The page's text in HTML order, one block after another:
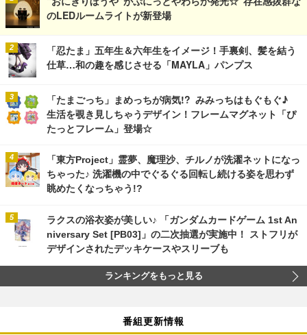
のLEDルームライトが新登場
「忍たま」五年生＆六年生をイメージ！手裏剣、髪を結う
仕草…和の趣を感じさせる「MAYLA」パンプス
「たまごっち」まめっちが病気!? みみっちはもぐもぐ♪
生活を覗き見しちゃうデザイン！フレームマグネット「ぴ
たっとフレーム」登場☆
「東方Project」霊夢、魔理沙、チルノが洗濯ネットになっ
ちゃった♪ 洗濯機の中でぐるぐる回転し続ける姿を思わず
眺めたくなっちゃう!?
ラクスの浴衣姿が美しい♪ 「ガンダムカードゲーム 1st An
niversary Set [PB03]」の二次抽選が実施中！ ストフリが
デザインされたデッキケースやスリーブも
ランキングをもっと見る
番組更新情報